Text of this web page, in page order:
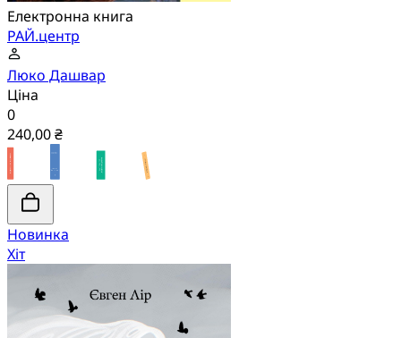
Електронна книга
РАЙ.центр
Люко Дашвар
Ціна
0
240,00 ₴
Новинка
Хіт